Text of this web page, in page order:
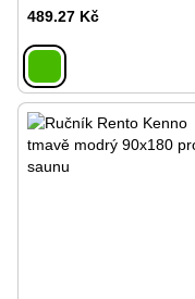
489.27 Kč